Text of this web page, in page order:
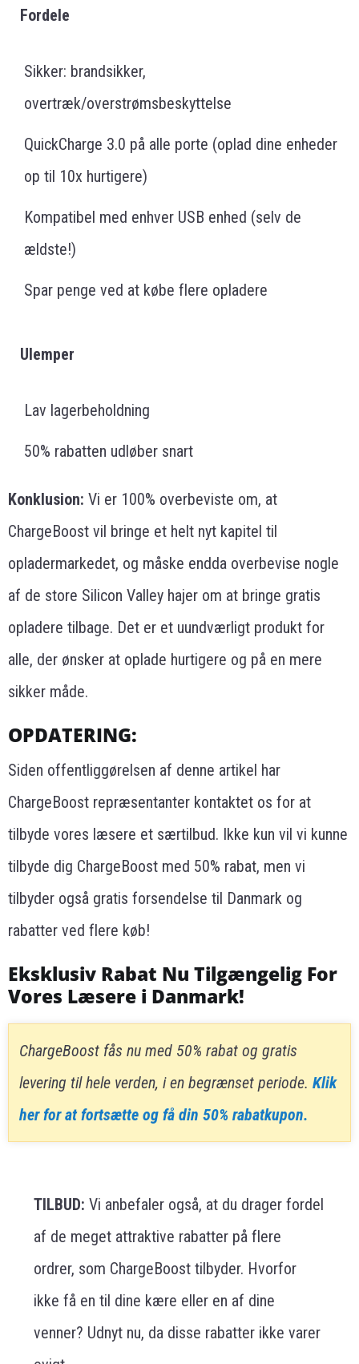
Fordele
Sikker: brandsikker,
overtræk/overstrømsbeskyttelse
QuickCharge 3.0 på alle porte (oplad dine enheder
op til 10x hurtigere)
Kompatibel med enhver USB enhed (selv de
ældste!)
Spar penge ved at købe flere opladere
Ulemper
Lav lagerbeholdning
50% rabatten udløber snart
Konklusion: Vi er 100% overbeviste om, at
ChargeBoost vil bringe et helt nyt kapitel til
opladermarkedet, og måske endda overbevise nogle
af de store Silicon Valley hajer om at bringe gratis
opladere tilbage. Det er et uundværligt produkt for
alle, der ønsker at oplade hurtigere og på en mere
sikker måde.
OPDATERING:
Siden offentliggørelsen af denne artikel har
ChargeBoost repræsentanter kontaktet os for at
tilbyde vores læsere et særtilbud. Ikke kun vil vi kunne
tilbyde dig ChargeBoost med 50% rabat, men vi
tilbyder også gratis forsendelse til Danmark og
rabatter ved flere køb!
Eksklusiv Rabat Nu Tilgængelig For
Vores Læsere i Danmark!
ChargeBoost fås nu med 50% rabat og gratis
levering til hele verden, i en begrænset periode. Klik
her for at fortsætte og få din 50% rabatkupon.
TILBUD: Vi anbefaler også, at du drager fordel
af de meget attraktive rabatter på flere
ordrer, som ChargeBoost tilbyder. Hvorfor
ikke få en til dine kære eller en af dine
venner? Udnyt nu, da disse rabatter ikke varer